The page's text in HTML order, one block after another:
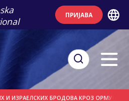
ПРИЈАВА
БРОДОВА КРОЗ ОРМУСКИ